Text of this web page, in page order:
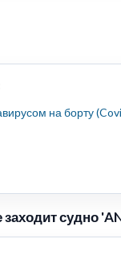
на борту
судно